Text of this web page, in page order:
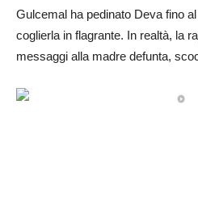
Gulcemal ha pedinato Deva fino
coglierla in flagrante. In realtà, la
messaggi alla madre defunta,